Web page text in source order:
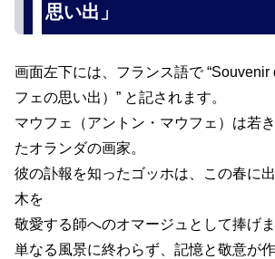
思い出」
画面左下には、フランス語で “Souvenir
フェの思い出）” と記されます。
マウフェ（アントン・マウフェ）は若
たオランダの画家。
彼の訃報を知ったゴッホは、この春に
木を
敬愛する師へのオマージュとして捧げま
単なる風景に終わらず、記憶と敬意が